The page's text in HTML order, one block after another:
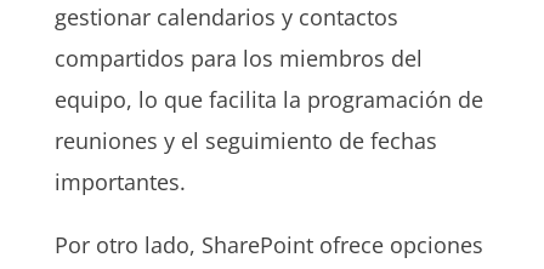
gestionar calendarios y contactos
compartidos para los miembros del
equipo, lo que facilita la programación de
reuniones y el seguimiento de fechas
importantes.
Por otro lado, SharePoint ofrece opciones